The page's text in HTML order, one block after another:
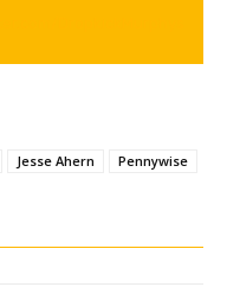
Jesse Ahern
Pennywise